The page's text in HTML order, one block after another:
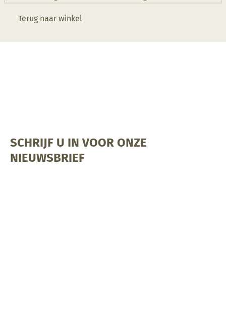
Terug naar winkel
SCHRIJF U IN VOOR ONZE
NIEUWSBRIEF